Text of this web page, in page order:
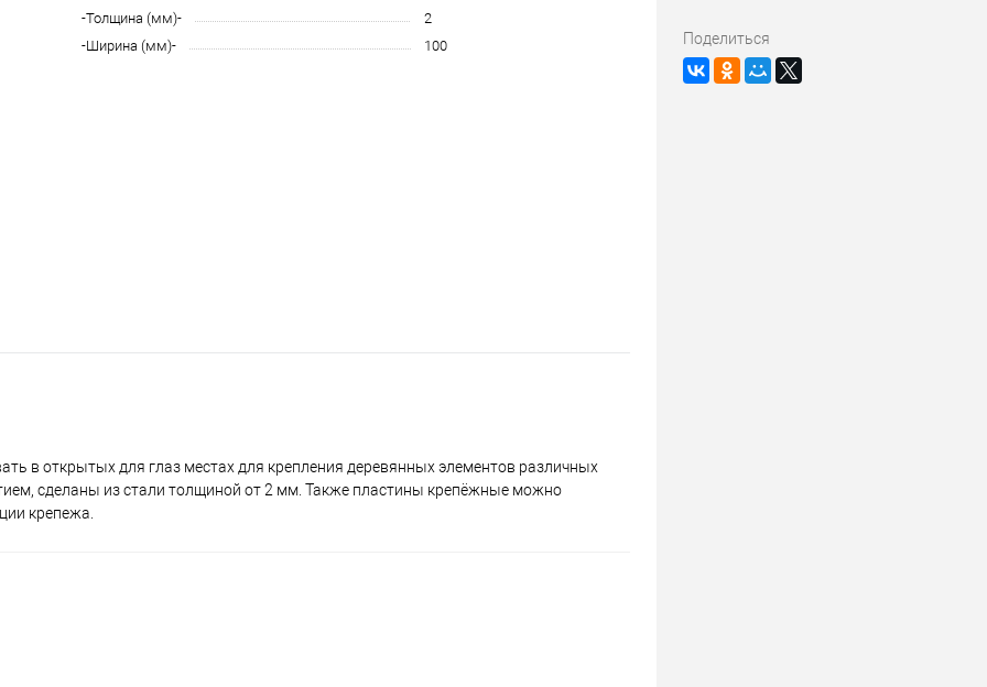
-Толщина (мм)-
2
-Ширина (мм)-
100
в открытых для глаз местах для крепления деревянных элементов различных
сделаны из стали толщиной от 2 мм. Также пластины крепёжные можно
крепежа.
Поделиться